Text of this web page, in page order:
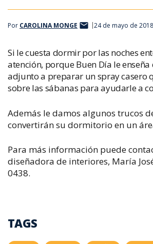
Por CAROLINA MONGE 24 de mayo de
Si le cuesta dormir por las noches
atención, porque Buen Día le enseña
adjunto a preparar un spray casero
sobre las sábanas para ayudarle a
Además le damos algunos trucos
convertirán su dormitorio en un
Para más información puede
diseñadora de interiores, María
0438.
TAGS